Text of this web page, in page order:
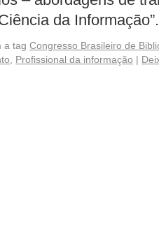
da
a tag Congresso Brasileiro de
Profissional da informação |